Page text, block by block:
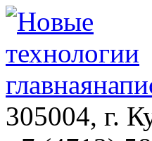
главная
305004, г.